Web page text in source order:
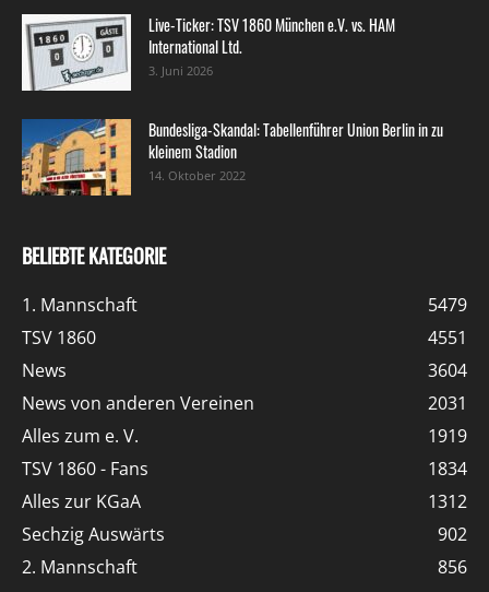
Live-Ticker: TSV 1860 München e.V. vs. HAM
International Ltd.
3. Juni 2026
Bundesliga-Skandal: Tabellenführer Union Berlin in zu
kleinem Stadion
14. Oktober 2022
BELIEBTE KATEGORIE
1. Mannschaft
5479
TSV 1860
4551
News
3604
News von anderen Vereinen
2031
Alles zum e. V.
1919
TSV 1860 - Fans
1834
Alles zur KGaA
1312
Sechzig Auswärts
902
2. Mannschaft
856